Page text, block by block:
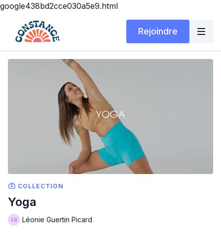
google438bd2cce030a5e9.html
Rejoindre
COLLECTION
Yoga
Léonie Guertin Picard